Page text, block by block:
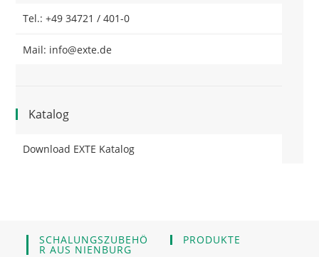
Tel.: +49 34721 / 401-0
Mail: info@exte.de
Katalog
Download EXTE Katalog
SCHALUNGSZUBEHÖ
R AUS NIENBURG
PRODUKTE